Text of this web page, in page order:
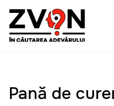
Pană de